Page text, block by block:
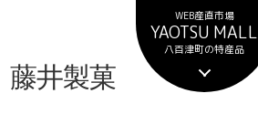
WEB産直市場
YAOTSU MALL
八百津町の特産品
ー
シ
ン
ツ
藤井製菓